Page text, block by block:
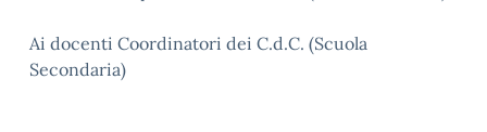
Ai docenti Coordinatori dei C.d.C. (Scuola
Secondaria)